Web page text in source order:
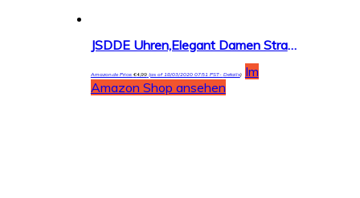
JSDDE Uhren,Elegant Damen Strassstein Oval Nebelfleck Spangenuhr Armbanduhr Analog Quarzuhr
Amazon.de Price:€4,99(as of 18/03/2020 07:51 PST- Details)
Im
Amazon Shop ansehen